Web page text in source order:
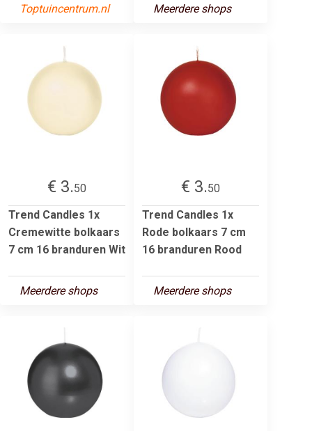
Toptuincentrum.nl
Meerdere shops
€ 3.50
Trend Candles 1x
Cremewitte bolkaars
7 cm 16 branduren Wit
Meerdere shops
€ 3.50
Trend Candles 1x
Rode bolkaars 7 cm
16 branduren Rood
Meerdere shops